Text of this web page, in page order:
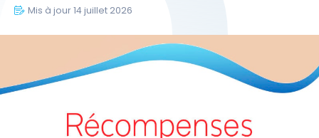
Mis à jour 14 juillet 2026